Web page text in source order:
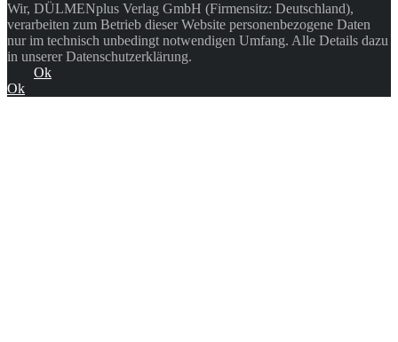
Wir, DÜLMENplus Verlag GmbH (Firmensitz: Deutschland),
verarbeiten zum Betrieb dieser Website personenbezogene Daten
nur im technisch unbedingt notwendigen Umfang. Alle Details dazu
in unserer Datenschutzerklärung.
Ok
Ok